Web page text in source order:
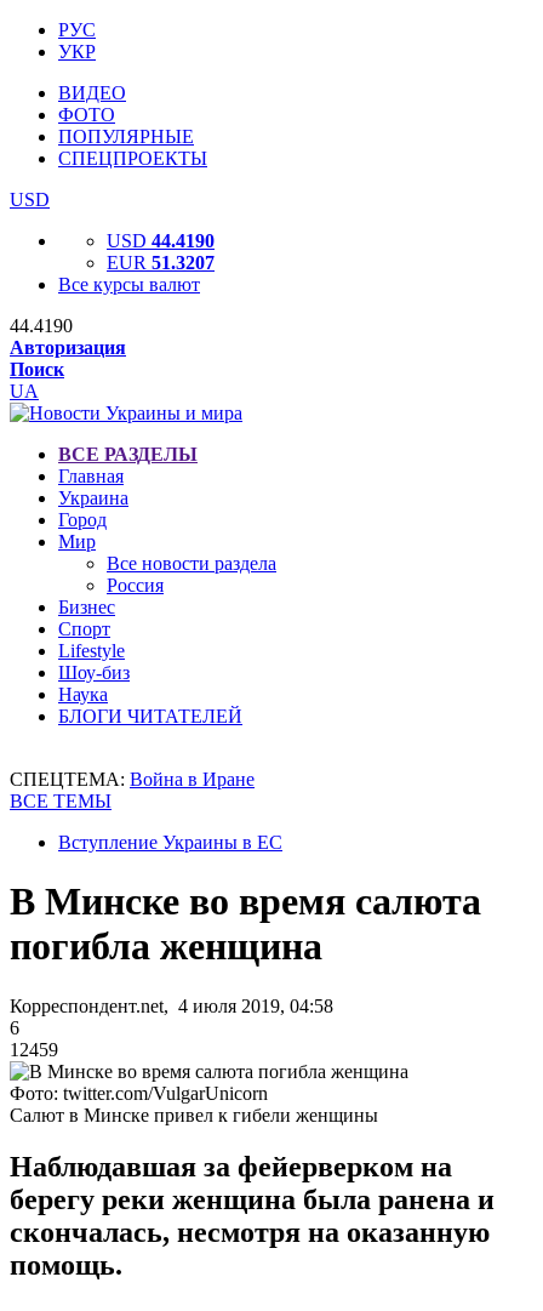
РУС
УКР
ВИДЕО
ФОТО
ПОПУЛЯРНЫЕ
СПЕЦПРОЕКТЫ
USD
USD 44.4190
EUR 51.3207
Все курсы валют
44.4190
Авторизация
Поиск
UA
ВСЕ РАЗДЕЛЫ
Главная
Украина
Город
Мир
Все новости раздела
Россия
Бизнес
Спорт
Lifestyle
Шоу-биз
Наука
БЛОГИ ЧИТАТЕЛЕЙ
СПЕЦТЕМА: Война в Иране
ВСЕ ТЕМЫ
Вступление Украины в ЕС
В Минске во время салюта
погибла женщина
Корреспондент.net, 4 июля 2019, 04:58
6
12459
Фото: twitter.com/VulgarUnicorn
Салют в Минске привел к гибели женщины
Наблюдавшая за фейерверком на
берегу реки женщина была ранена и
скончалась, несмотря на оказанную
помощь.